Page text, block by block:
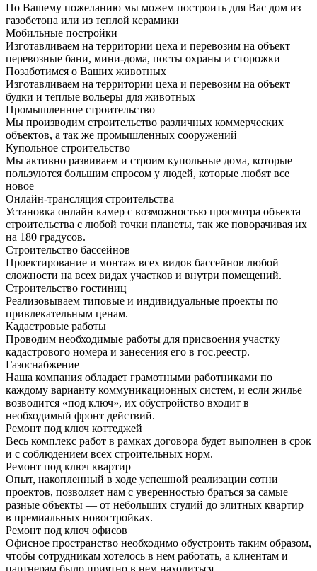
По Вашему пожеланию мы можем построить для Вас дом из
газобетона или из теплой керамики
Мобильные постройки
Изготавливаем на территории цеха и перевозим на объект
перевозные бани, мини-дома, посты охраны и сторожки
Позаботимся о Ваших животных
Изготавливаем на территории цеха и перевозим на объект
будки и теплые вольеры для животных
Промышленное строительство
Мы производим строительство различных коммерческих
объектов, а так же промышленных сооружений
Купольное строительство
Мы активно развиваем и строим купольные дома, которые
пользуются большим спросом у людей, которые любят все
новое
Онлайн-трансляция строительства
Установка онлайн камер с возможностью просмотра объекта
строительства с любой точки планеты, так же поворачивая их
на 180 градусов.
Строительство бассейнов
Проектирование и монтаж всех видов бассейнов любой
сложности на всех видах участков и внутри помещений.
Строительство гостиниц
Реализовываем типовые и индивидуальные проекты по
привлекательным ценам.
Кадастровые работы
Проводим необходимые работы для присвоения участку
кадастрового номера и занесения его в гос.реестр.
Газоснабжение
Наша компания обладает грамотными работниками по
каждому варианту коммуникационных систем, и если жилье
возводится «под ключ», их обустройство входит в
необходимый фронт действий.
Ремонт под ключ коттеджей
Весь комплекс работ в рамках договора будет выполнен в срок
и с соблюдением всех строительных норм.
Ремонт под ключ квартир
Опыт, накопленный в ходе успешной реализации сотни
проектов, позволяет нам с уверенностью браться за самые
разные объекты — от небольших студий до элитных квартир
в премиальных новостройках.
Ремонт под ключ офисов
Офисное пространство необходимо обустроить таким образом,
чтобы сотрудникам хотелось в нем работать, а клиентам и
партнерам было приятно в нем находиться.